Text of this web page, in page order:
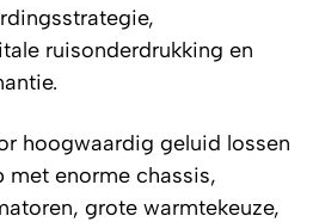
ruisonderdrukking en
hoogwaardig geluid lossen
met enorme chassis,
grote warmtekeuze,